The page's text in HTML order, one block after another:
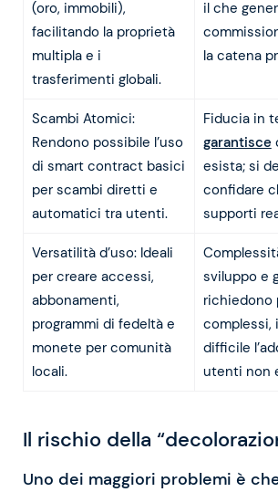
(oro, immobili),
facilitando la proprietà
multipla e i
trasferimenti globali.
il che
la catena
Scambi Atomici:
Rendono possibile l’uso
di smart contract basici
per scambi diretti e
automatici tra utenti.
Fiducia in
garantisce
esista; si
confidare
supporti
Versatilità d’uso: Ideali
per creare accessi,
abbonamenti,
programmi di fedeltà e
monete per comunità
locali.
sviluppo e
richiedono
complessi,
difficile
utenti non
Il rischio della
Uno dei maggiori problemi è